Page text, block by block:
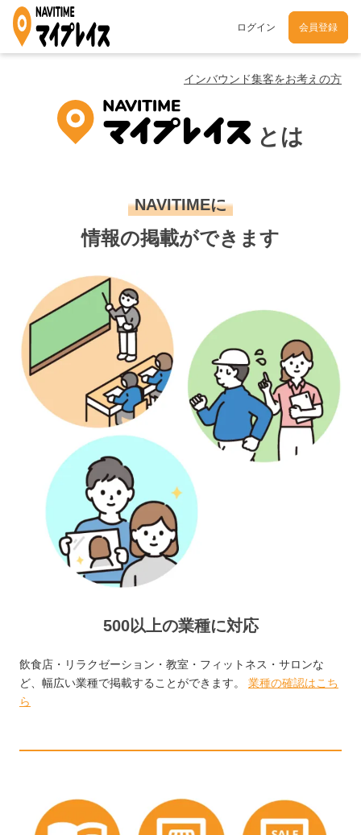
ログイン 会員登録
インバウンド集客をお考えの方
とは
NAVITIMEに
情報の掲載ができます
500以上の業種に対応
飲食店・リラクゼーション・教室・フィットネス・サロンな
ど、幅広い業種で掲載することができます。 業種の確認はこち
ら